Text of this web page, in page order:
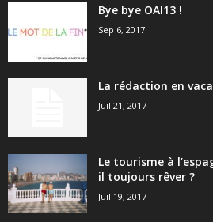
Bye bye OAI13 !
Sep 6, 2017
La rédaction en
Juil 21, 2017
Le tourisme à
il toujours rêver ?
Juil 19, 2017